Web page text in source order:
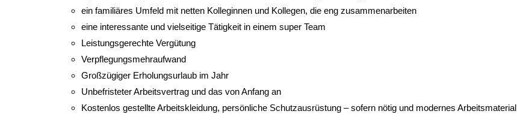
ein familiäres Umfeld mit netten Kolleginnen und Kollegen, die eng zusammenarbeiten
eine interessante und vielseitige Tätigkeit in einem super Team
Leistungsgerechte Vergütung
Verpflegungsmehraufwand
Großzügiger Erholungsurlaub im Jahr
Unbefristeter Arbeitsvertrag und das von Anfang an
Kostenlos gestellte Arbeitskleidung, persönliche Schutzausrüstung – sofern nötig und modernes Arbeitsmaterial